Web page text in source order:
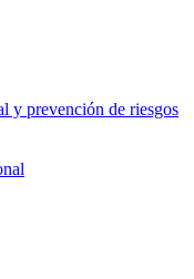
y prevención de riesgos